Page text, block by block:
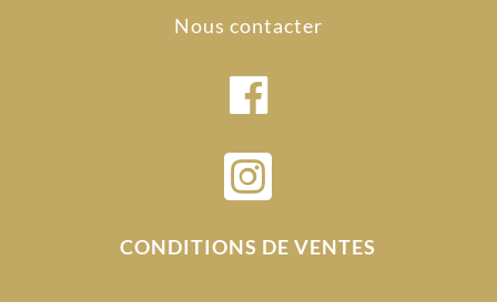
Nous contacter

CONDITIONS DE VENTES